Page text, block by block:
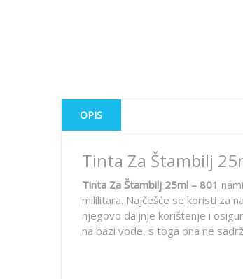
OPIS
Tinta Za Štambilj
Tinta Za Štambilj 25ml – 801
mililitara. Najčešće se koristi za
njegovo daljnje korištenje i
na bazi vode, s toga ona ne